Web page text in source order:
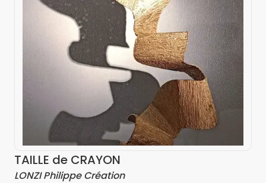
TAILLE de CRAYON
LONZI Philippe Création